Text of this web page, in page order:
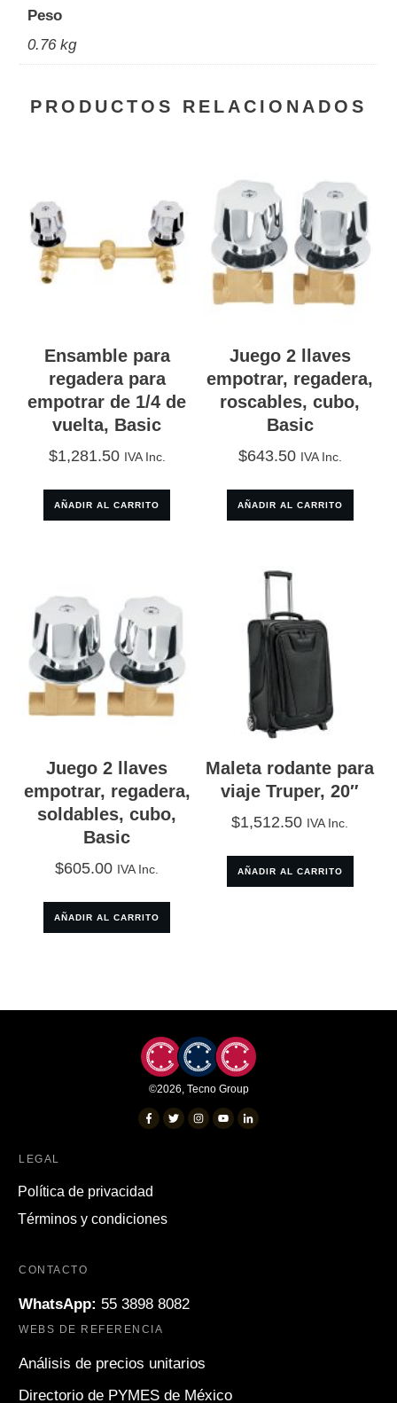
Peso
0.76 kg
PRODUCTOS RELACIONADOS
Ensamble para
regadera para
empotrar de 1/4 de
vuelta, Basic
$1,281.50 IVA Inc.
AÑADIR AL CARRITO
Juego 2 llaves
empotrar, regadera,
roscables, cubo,
Basic
$643.50 IVA Inc.
AÑADIR AL CARRITO
Juego 2 llaves
empotrar, regadera,
soldables, cubo,
Basic
$605.00 IVA Inc.
AÑADIR AL CARRITO
Maleta rodante para
viaje Truper, 20″
$1,512.50 IVA Inc.
AÑADIR AL CARRITO
©2026, Tecno Group
LEGAL
Política de privacidad
Términos y condiciones
CONTACTO
WhatsApp: 55 3898 8082
WEBS DE REFERENCIA
Análisis de precios unitarios
Directorio de PYMES de México